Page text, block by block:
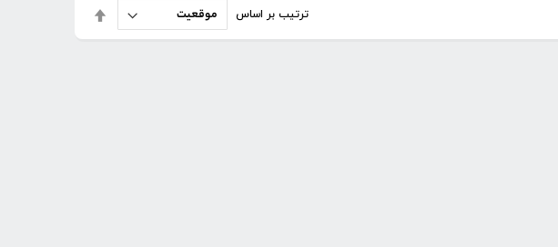
ترتیب بر اساس